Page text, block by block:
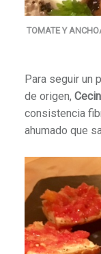
TOMATE Y
Para seguir un
de origen,
consistencia
ahumado que